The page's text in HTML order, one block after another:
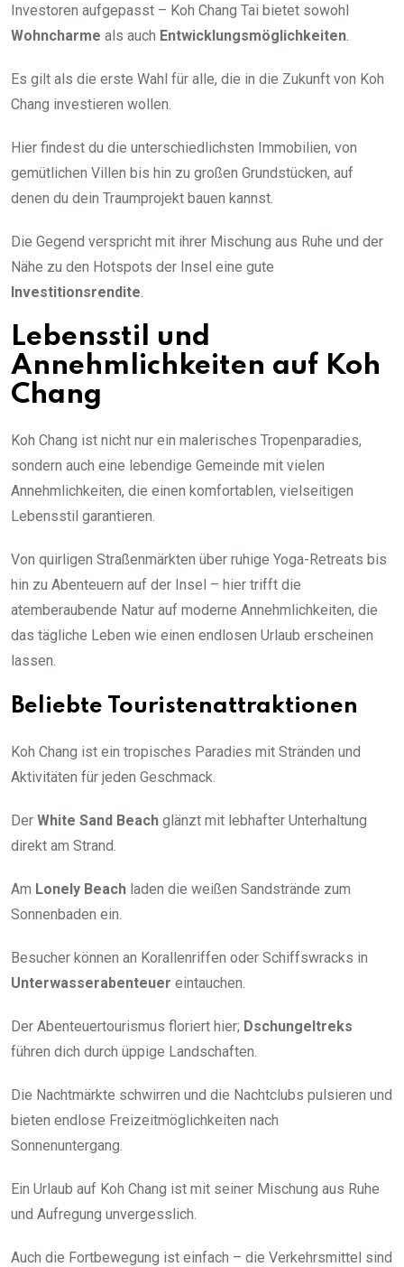
Investoren aufgepasst – Koh Chang Tai bietet sowohl
Wohncharme als auch Entwicklungsmöglichkeiten
Es gilt als die erste Wahl für alle, die in die Zukunft von Koh
Chang investieren wollen.
Hier findest du die unterschiedlichsten Immobilien, von
gemütlichen Villen bis hin zu großen Grundstücken, auf
denen du dein Traumprojekt bauen kannst.
Die Gegend verspricht mit ihrer Mischung aus Ruhe und der
Nähe zu den Hotspots der Insel eine gute
Investitionsrendite
Lebensstil und
Annehmlichkeiten auf Koh
Chang
Koh Chang ist nicht nur ein malerisches Tropenparadies,
sondern auch eine lebendige Gemeinde mit vielen
Annehmlichkeiten, die einen komfortablen, vielseitigen
Lebensstil garantieren.
Von quirligen Straßenmärkten über ruhige Yoga-Retreats bis
hin zu Abenteuern auf der Insel – hier trifft die
atemberaubende Natur auf moderne Annehmlichkeiten, die
das tägliche Leben wie einen endlosen Urlaub erscheinen
lassen.
Beliebte Touristenattraktionen
Koh Chang ist ein tropisches Paradies mit Stränden und
Aktivitäten für jeden Geschmack.
Der White Sand Beach glänzt mit lebhafter Unterhaltung
direkt am Strand.
Am Lonely Beach laden die weißen Sandstrände zum
Sonnenbaden ein.
Besucher können an Korallenriffen oder Schiffswracks in
Unterwasserabenteuer eintauchen.
Der Abenteuertourismus floriert hier; Dschungeltreks
führen dich durch üppige Landschaften.
Die Nachtmärkte schwirren und die Nachtclubs pulsieren und
bieten endlose Freizeitmöglichkeiten nach
Sonnenuntergang.
Ein Urlaub auf Koh Chang ist mit seiner Mischung aus Ruhe
und Aufregung unvergesslich.
Auch die Fortbewegung ist einfach – die Verkehrsmittel sind